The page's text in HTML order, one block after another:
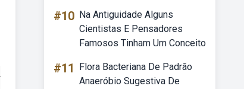
#10 Na Antiguidade Alguns
Cientistas E Pensadores
Famosos Tinham Um Conceito
#11
Flora Bacteriana De Padrão
Anaeróbio Sugestiva De